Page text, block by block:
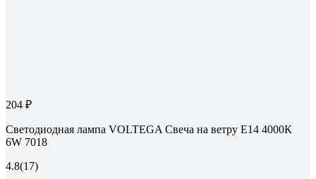
204 ₽
Светодиодная лампа VOLTEGA Свеча на ветру Е14 4000К
6W 7018
4.8(17)